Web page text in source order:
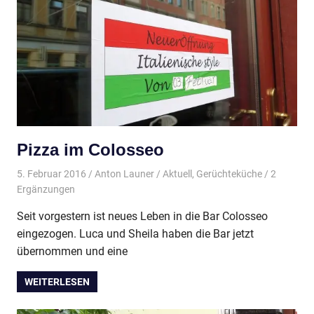
Pizza im Colosseo
5. Februar 2016 Anton Launer Aktuell , Gerüchteküche/ 2
Ergänzungen
Seit vorgestern ist neues Leben in die Bar Colosseo
eingezogen. Luca und Sheila haben die Bar jetzt
übernommen und eine
WEITERLESEN